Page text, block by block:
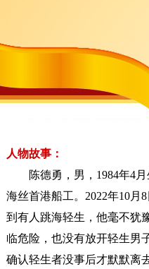
人物故事：
陈德勇，男，1984年4月
海丝首港船工。2022年10月
到有人跳海轻生，他毫不犹
临危险，也没有放开轻生男
确认轻生者没事后才默默离去